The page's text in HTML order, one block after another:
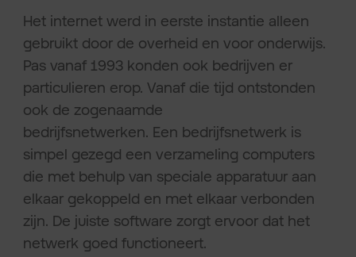
Het internet werd in eerste instantie alleen
gebruikt door de overheid en voor onderwijs.
Pas vanaf 1993 konden ook bedrijven er
particulieren erop. Vanaf die tijd ontstonden
ook de zogenaamde
bedrijfsnetwerken. Een bedrijfsnetwerk is
simpel gezegd een verzameling computers
die met behulp van speciale apparatuur aan
elkaar gekoppeld en met elkaar verbonden
zijn. De juiste software zorgt ervoor dat het
netwerk goed functioneert.